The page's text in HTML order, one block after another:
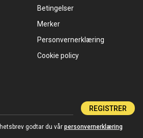
Betingelser
Merker
Personvernerklæring
Cookie policy
REGISTRER
godtar du vår personvernerklæring